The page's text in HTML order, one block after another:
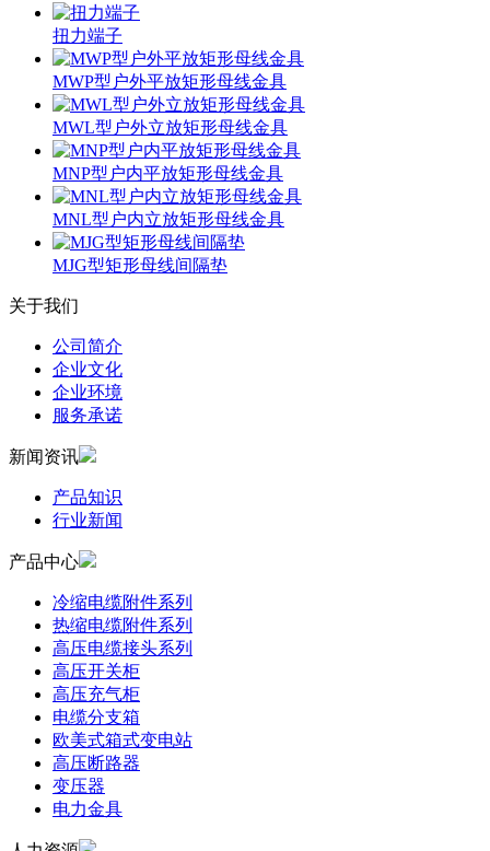
扭力端子
MWP型户外平放矩形母线金具
MWL型户外立放矩形母线金具
MNP型户内平放矩形母线金具
MNL型户内立放矩形母线金具
MJG型矩形母线间隔垫
关于我们
公司简介
企业文化
企业环境
服务承诺
新闻资讯
产品知识
行业新闻
产品中心
冷缩电缆附件系列
热缩电缆附件系列
高压电缆接头系列
高压开关柜
高压充气柜
电缆分支箱
欧美式箱式变电站
高压断路器
变压器
电力金具